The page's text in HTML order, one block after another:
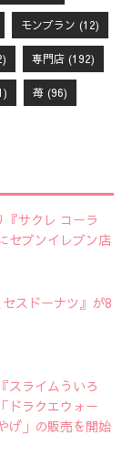
モンブラン (12)
専門店(192)
苺(96)
『サクレ コーラ
セブンイレブン店
スドーナツ』が8
スライムういろ
ドラクエウォー
げ」の販売を開始